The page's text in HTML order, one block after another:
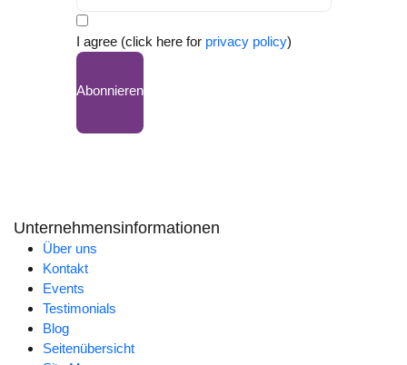
I agree (click here for privacy policy)
Abonnieren
Unternehmensinformationen
Über uns
Kontakt
Events
Testimonials
Blog
Seitenübersicht